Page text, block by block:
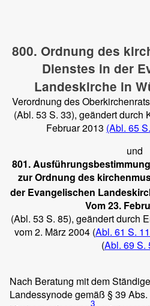
800. Ordnung des
Dienstes in der
Landeskirche in
Verordnung des
(Abl. 53 S. 33), geändert durch
Februar 2013 (Abl. 65
und
801.
zur Ordnung des kirchenmu
der Evangelischen
Vom 23.
(Abl. 53 S. 85), geändert durch
vom 2. März 2004 (Abl. 61 S.
(Abl. 69 S.
Nach Beratung mit dem
Landessynode gemäß § 39 Abs.
3